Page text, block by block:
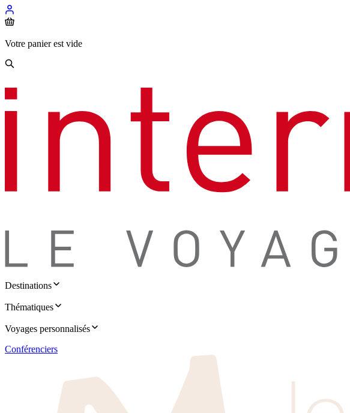
Votre panier est vide
Destinations
Thématiques
Voyages personnalisés
Conférenciers